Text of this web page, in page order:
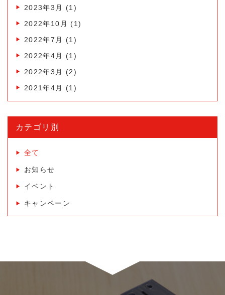
2023年3月
(1)
2022年10月
(1)
2022年7月
(1)
2022年4月
(1)
2022年3月
(2)
2021年4月
(1)
カテゴリ別
全て
お知らせ
イベント
キャンペーン